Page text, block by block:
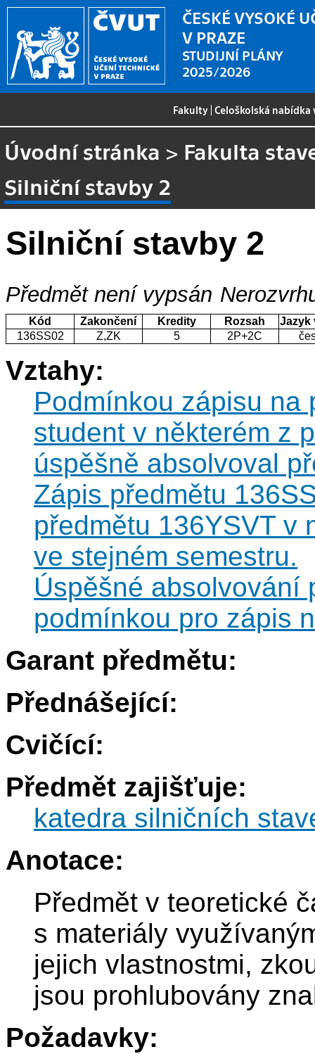
ČESKÉ VYSOKÉ
V PRAZE
STUDIJNÍ PLÁNY
2025/2026
Fakulty |Celoškolská
Úvodní stránka > Fakulta
Silniční stavby 2
Silniční stavby 2
Předmět není vypsán
Kód Zakončení Kredity Rozsah
Jazyk
136SS02
Z,ZK 5 2P+2C
Vztahy:
Podmínkou zápisu na
student v některém z
úspěšně absolvoval
Zápis předmětu
předmětu 136YSVT v
ve stejném semestru.
Úspěšné absolvování
podmínkou pro zápis
Garant předmětu:
Přednášející:
Cvičící:
Předmět zajišťuje:
katedra silničních
Anotace:
Předmět v teoretické
s materiály
jejich vlastnostmi,
jsou prohlubovány
Požadavky: